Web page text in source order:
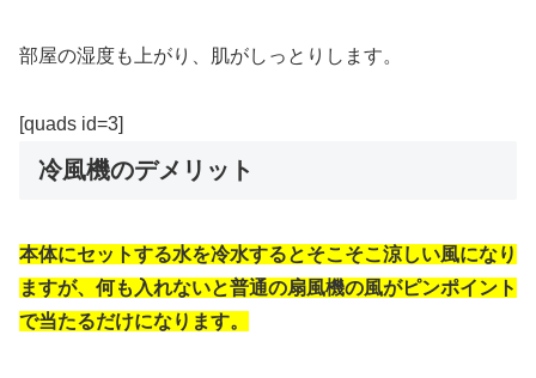
部屋の湿度も上がり、肌がしっとりします。
[quads id=3]
冷風機のデメリット
本体にセットする水を冷水するとそこそこ涼しい風になり
ますが、何も入れないと普通の扇風機の風がピンポイント
で当たるだけになります。